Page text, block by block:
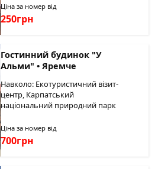
Ціна за номер від
250грн
Гостинний будинок "У
Альми" • Яремче
Навколо: Екотуристичний візит-
центр, Карпатський
національний природний парк
Ціна за номер від
700грн